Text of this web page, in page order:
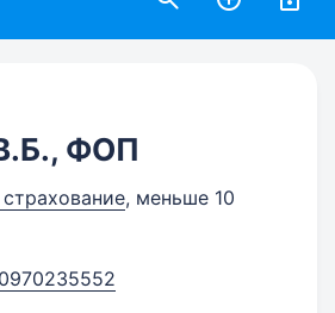
ФОП
, меньше 10
0970235552